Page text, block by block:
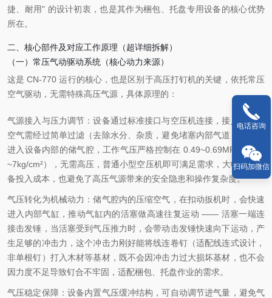
捷、耐用" 的设计初衷，也是其作为梱包、托盘专用设备的核心优势
所在。
二、核心部件及对应工作原理（超详细拆解）
（一）常压气动驱动系统（核心动力来源）
这是 CN-770 运行的核心，也是区别于高压打钉机的关键，依托常压
空气驱动，无需特殊高压气源，具体原理的：
气源接入与压力调节：设备通过标准接口与空压机连接，接入的压缩
空气需经过简单过滤（去除水分、杂质，避免堵塞内部气道），最终
进入设备内部的储气腔，工作气压严格控制在 0.49~0.69MPa（约 5
~7kg/cm²），无需高压，普通小型空压机即可满足需求，大幅降低设
备投入成本，也避免了高压气源带来的安全隐患和操作复杂度。
气压转化为机械动力：储气腔内的压缩空气，在扣动扳机时，会快速
进入内部气缸，推动气缸内的活塞做高速往复运动 —— 活塞一端连
接击发锤，当活塞受到气压推力时，会带动击发锤快速向下运动，产
生足够的冲击力，这个冲击力刚好能将线连卷钉（适配线连式设计，
非单根钉）打入木材等基材，既不会因冲击力过大损坏基材，也不会
因力度不足导致钉合不牢固，适配梱包、托盘作业的需求。
气压稳定保障：设备内置气压缓冲结构，可自动调节进气量，避免气
电话咨询
扫码加微信